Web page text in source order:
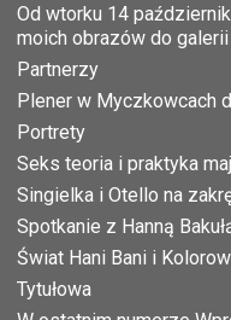
Od wtorku 14
moich obrazów do galerii
Partnerzy
Plener w Myczkowcach
Portrety
Seks teoria i praktyka
Singielka i Otello na
Spotkanie z Hanną
Świat Hani Bani i
Tytułowa